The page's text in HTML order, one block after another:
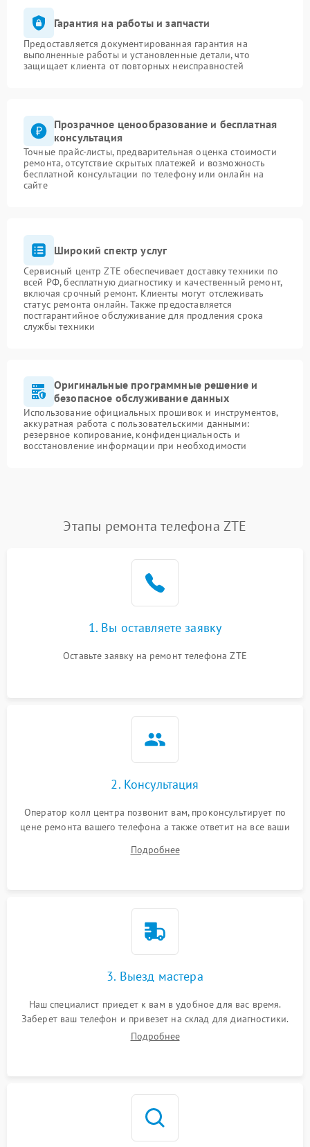
Гарантия на работы и запчасти
Предоставляется документированная гарантия на
выполненные работы и установленные детали, что
защищает клиента от повторных неисправностей
Прозрачное ценообразование и бесплатная
консультация
Точные прайс-листы, предварительная оценка стоимости
ремонта, отсутствие скрытых платежей и возможность
бесплатной консультации по телефону или онлайн на
сайте
Широкий спектр услуг
Сервисный центр ZTE обеспечивает доставку техники по
всей РФ, бесплатную диагностику и качественный ремонт,
включая срочный ремонт. Клиенты могут отслеживать
статус ремонта онлайн. Также предоставляется
постгарантийное обслуживание для продления срока
службы техники
Оригинальные программные решение и
безопасное обслуживание данных
Использование официальных прошивок и инструментов,
аккуратная работа с пользовательскими данными:
резервное копирование, конфиденциальность и
восстановление информации при необходимости
Этапы ремонта телефона ZTE
1. Вы оставляете заявку
Оставьте заявку на ремонт телефона ZTE
2. Консультация
Оператор колл центра позвонит вам, проконсультирует по
цене ремонта вашего телефона а также ответит на все ваши
Подробнее
3. Выезд мастера
Наш специалист приедет к вам в удобное для вас время.
Заберет ваш телефон и привезет на склад для диагностики.
Подробнее